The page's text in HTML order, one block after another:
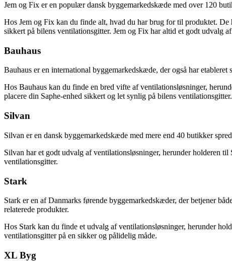
Jem og Fix er en populær dansk byggemarkedskæde med over 120
Hos Jem og Fix kan du finde alt, hvad du har brug for til produktet.
sikkert på bilens ventilationsgitter. Jem og Fix har altid et godt udvalg
Bauhaus
Bauhaus er en international byggemarkedskæde, der også har
Hos Bauhaus kan du finde en bred vifte af ventilationsløsninger,
placere din Saphe-enhed sikkert og let synlig på bilens ventilationsgitter.
Silvan
Silvan er en dansk byggemarkedskæde med mere end 40 butikker
Silvan har et godt udvalg af ventilationsløsninger, herunder holderen
ventilationsgitter.
Stark
Stark er en af Danmarks førende byggemarkedskæder, der betjener
relaterede produkter.
Hos Stark kan du finde et udvalg af ventilationsløsninger, herunder
ventilationsgitter på en sikker og pålidelig måde.
XL Byg